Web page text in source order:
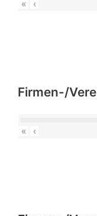
« ‹
Firmen-/
« ‹